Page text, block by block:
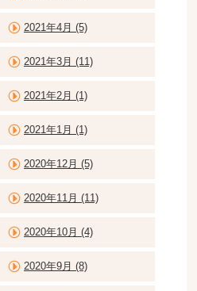
2021年4月 (5)
2021年3月 (11)
2021年2月 (1)
2021年1月 (1)
2020年12月 (5)
2020年11月 (11)
2020年10月 (4)
2020年9月 (8)